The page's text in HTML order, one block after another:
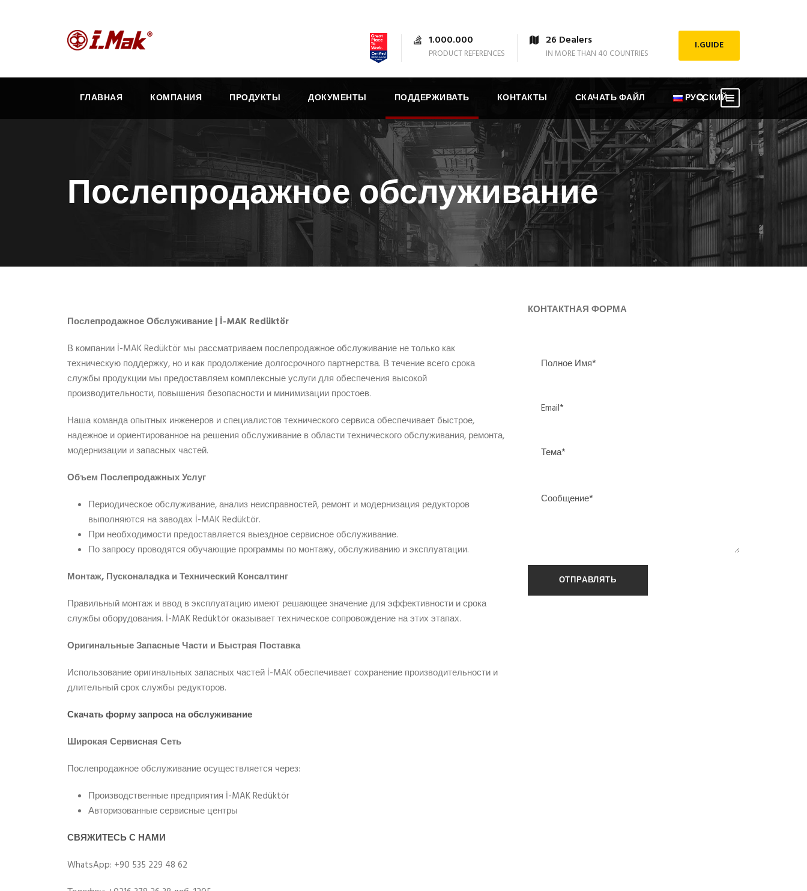
1.000.000
PRODUCT REFERENCES
26 Dealers
IN MORE THAN 40 COUNTRIES
I.GUIDE
ГЛАВНАЯ КОМПАНИЯ ПРОДУКТЫ ДОКУМЕНТЫ ПОДДЕРЖИВАТЬ КОНТАКТЫ СКАЧАТЬ ФАЙЛ РУССКИЙ
Послепродажное обслуживание
Послепродажное Обслуживание | İ-MAK Redüktör
В компании İ-MAK Redüktör мы рассматриваем послепродажное обслуживание не только как
техническую поддержку, но и как продолжение долгосрочного партнерства. В течение всего срока
службы продукции мы предоставляем комплексные услуги для обеспечения высокой
производительности, повышения безопасности и минимизации простоев.
Наша команда опытных инженеров и специалистов технического сервиса обеспечивает быстрое,
надежное и ориентированное на решения обслуживание в области технического обслуживания, ремонта,
модернизации и запасных частей.
Объем Послепродажных Услуг
Периодическое обслуживание, анализ неисправностей, ремонт и модернизация редукторов
выполняются на заводах İ-MAK Redüktör.
При необходимости предоставляется выездное сервисное обслуживание.
По запросу проводятся обучающие программы по монтажу, обслуживанию и эксплуатации.
Монтаж, Пусконаладка и Технический Консалтинг
Правильный монтаж и ввод в эксплуатацию имеют решающее значение для эффективности и срока
службы оборудования. İ-MAK Redüktör оказывает техническое сопровождение на этих этапах.
Оригинальные Запасные Части и Быстрая Поставка
Использование оригинальных запасных частей İ-MAK обеспечивает сохранение производительности и
длительный срок службы редукторов.
Скачать форму запроса на обслуживание
Широкая Сервисная Сеть
Послепродажное обслуживание осуществляется через:
Производственные предприятия İ-MAK Redüktör
Авторизованные сервисные центры
СВЯЖИТЕСЬ С НАМИ
WhatsApp: +90 535 229 48 62
КОНТАКТНАЯ ФОРМА